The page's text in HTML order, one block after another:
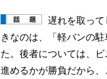
遅れを取っ
きなのは、「軽バンの
た。後者については、
進めるかが勝負だから